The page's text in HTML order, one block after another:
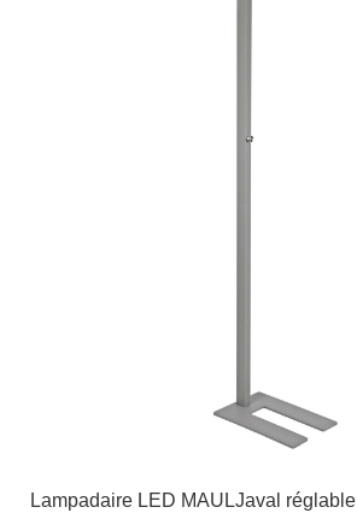
Lampadaire LED MAULJaval réglable